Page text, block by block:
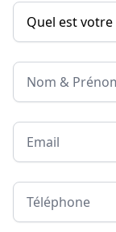
Nom & Prénom
Email
Téléphone